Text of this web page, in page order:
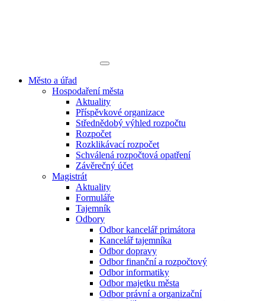
Město a úřad
Hospodaření města
Aktuality
Příspěvkové organizace
Střednědobý výhled rozpočtu
Rozpočet
Rozklikávací rozpočet
Schválená rozpočtová opatření
Závěrečný účet
Magistrát
Aktuality
Formuláře
Tajemník
Odbory
Odbor kancelář primátora
Kancelář tajemníka
Odbor dopravy
Odbor finanční a rozpočtový
Odbor informatiky
Odbor majetku města
Odbor právní a organizační